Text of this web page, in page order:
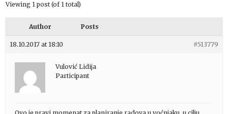
Viewing 1 post (of 1 total)
Author Posts
18.10.2017 at 18:10 #513779
Vulović Lidija
Participant